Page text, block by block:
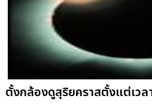
ตั้งกล้องดูสุริยคราสตั้งแต่เวล